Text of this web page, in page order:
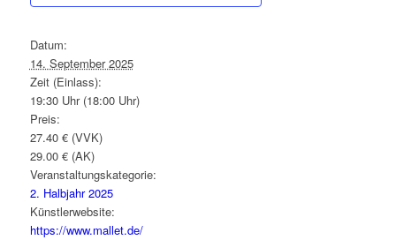
Datum:
14. September 2025
Zeit (Einlass):
19:30 Uhr (18:00 Uhr)
Preis:
27.40 € (VVK)
29.00 € (AK)
Veranstaltungskategorie:
2. Halbjahr 2025
Künstlerwebsite:
https://www.mallet.de/